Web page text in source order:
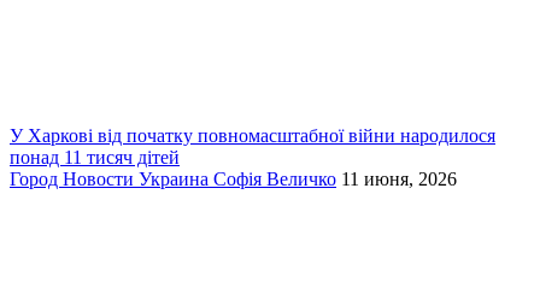
У Харкові від початку повномасштабної війни народилося
понад 11 тисяч дітей
Город Новости Украина Софія Величко 11 июня, 2026